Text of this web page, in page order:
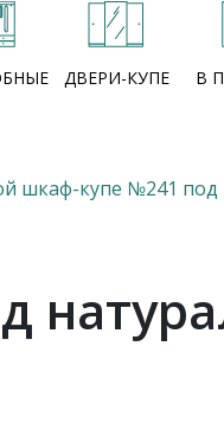
ДВЕРИ-КУПЕ В
шкаф-купе №241 под